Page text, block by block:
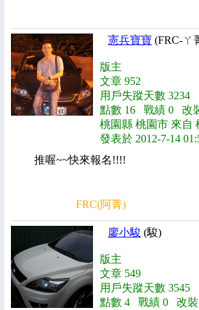
憲兵寶寶 (FRC-ㄚ
版主
文章 952
用戶失蹤天數 3234
點數 16 戰績 0 改
桃園縣 桃園市 來自
發表於 2012-7-14
推喔~~快來報名!!!!
FRC(阿菁)
廖小駿 (駿)
版主
文章 549
用戶失蹤天數 3545
點數 4 戰績 0 改